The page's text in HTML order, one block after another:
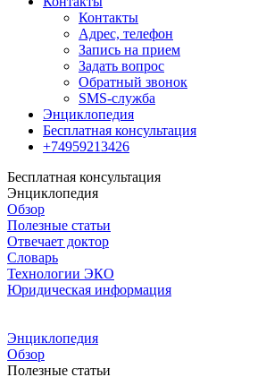
Контакты
Адрес, телефон
Запись на прием
Задать вопрос
Обратный звонок
SMS-служба
Энциклопедия
Бесплатная консультация
+74959213426
Бесплатная консультация
Энциклопедия
Обзор
Полезные статьи
Отвечает доктор
Словарь
Технологии ЭКО
Юридическая информация
Энциклопедия
Обзор
Полезные статьи